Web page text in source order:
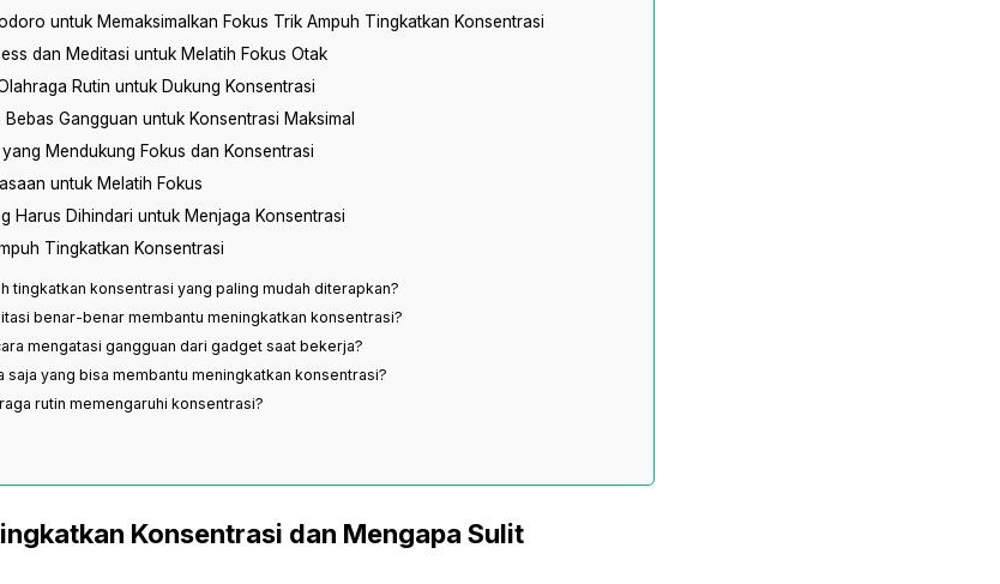
untuk Memaksimalkan Fokus Trik Ampuh Tingkatkan Konsentrasi
dan Meditasi untuk Melatih Fokus Otak
Rutin untuk Dukung Konsentrasi
Gangguan untuk Konsentrasi Maksimal
Mendukung Fokus dan Konsentrasi
untuk Melatih Fokus
Harus Dihindari untuk Menjaga Konsentrasi
Tingkatkan Konsentrasi
tingkatkan konsentrasi yang paling mudah diterapkan?
benar-benar membantu meningkatkan konsentrasi?
mengatasi gangguan dari gadget saat bekerja?
saja yang bisa membantu meningkatkan konsentrasi?
rutin memengaruhi konsentrasi?
Konsentrasi dan Mengapa Sulit